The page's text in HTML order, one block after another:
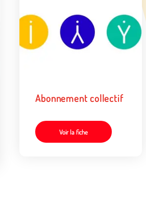
Abonnement collectif
Voir la fiche